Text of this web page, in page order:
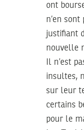
ont
n’en
justifiant
nouvelle
Il n’est
insultes,
sur leur
certains
pour le